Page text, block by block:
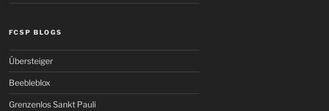
FCSP BLOGS
Übersteiger
Beebleblox
Grenzenlos Sankt Pauli